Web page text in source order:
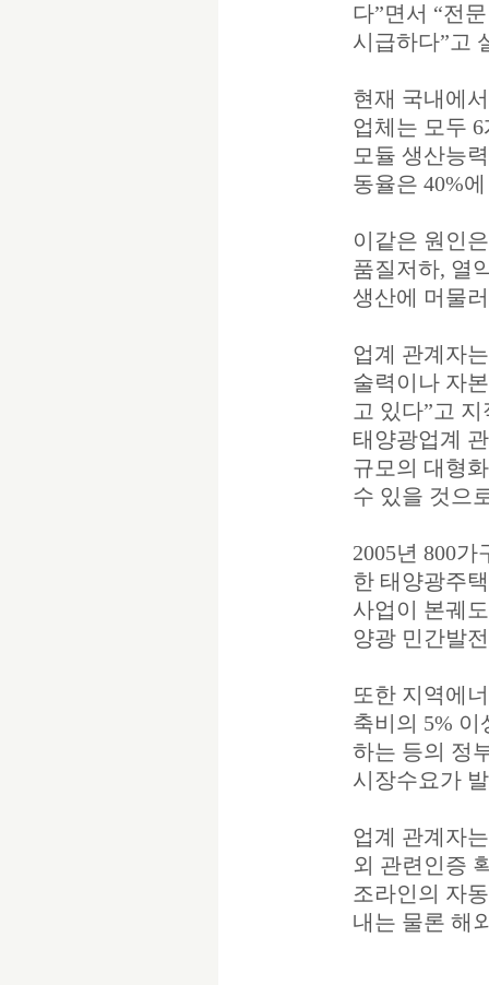
다”면서 “전
시급하다”고
현재 국내에
업체는 모두
모듈 생산능
동율은 40%
이같은 원인
품질저하, 열
생산에 머물
업계 관계자
술력이나 자
고 있다”고
태양광업계
규모의 대형
수 있을 것으
2005년 800
한 태양광주
사업이 본궤
양광 민간발
또한 지역에
축비의 5% 이
하는 등의 정
시장수요가
업계 관계자
외 관련인증
조라인의 자
내는 물론 해